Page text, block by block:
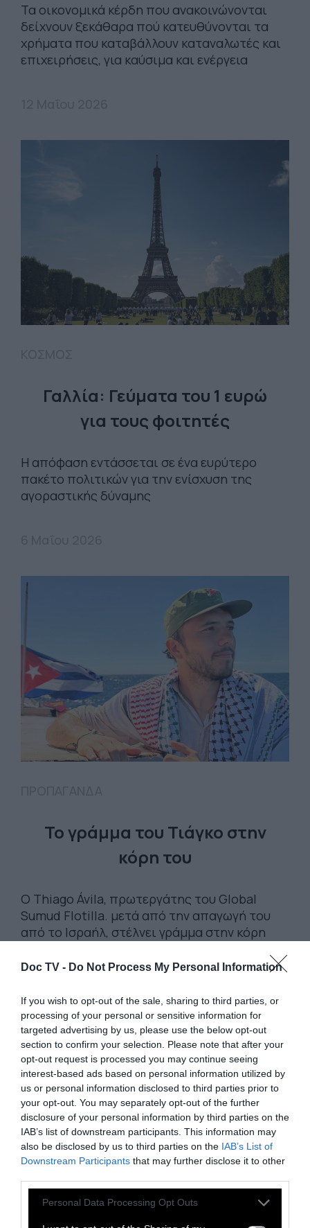
Doc TV - Do Not Process My Personal Information
If you wish to opt-out of the sale, sharing to third parties, or
processing of your personal or sensitive information for
targeted advertising by us, please use the below opt-out
section to confirm your selection. Please note that after your
opt-out request is processed you may continue seeing
interest-based ads based on personal information utilized by
us or personal information disclosed to third parties prior to
your opt-out. You may separately opt-out of the further
disclosure of your personal information by third parties on the
IAB’s list of downstream participants. This information may
also be disclosed by us to third parties on the IAB’s List of
Downstream Participants that may further disclose it to other
Personal Data Processing Opt Outs
Τα οικονομικά κέρδη που ανακοινώνονται
δείχνουν ξεκάθαρα πού κατευθύνονται τα
χρήματα που καταβάλλουν καταναλωτές και
επιχειρήσεις, για καύσιμα και ενέργεια
Γαλλία: Γεύματα του 1 ευρώ
για τους φοιτητές
Η απόφαση εντάσσεται σε ένα ευρύτερο
πακέτο πολιτικών για την ενίσχυση της
αγοραστικής δύναμης
Το γράμμα του Τιάγκο στην
κόρη του
Ο Thiago Ávila, πρωτεργάτης του Global
Sumud Flotilla. μετά από την απαγωγή του
από το Ισραήλ, στέλνει γράμμα στην κόρη